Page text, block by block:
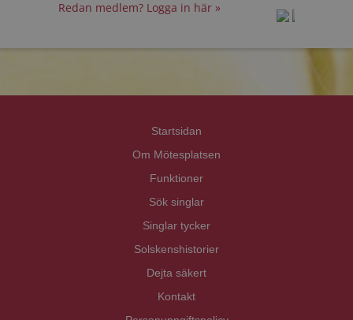
Redan medlem? Logga in här »
Startsidan
Om Mötesplatsen
Funktioner
Sök singlar
Singlar tycker
Solskenshistorier
Dejta säkert
Kontakt